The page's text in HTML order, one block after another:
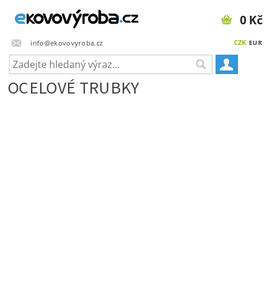
info@ekovovyroba.cz CZK EUR
0 Kč
OCELOVÉ TRUBKY